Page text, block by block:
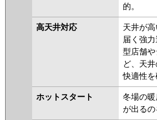
RPC-GP63RSHJ8
GP63RSHJ7 RPC-
RPC-GP63RSHJ5
GP63RSHJ4 RPC-
RPC-GP63RSHJ2
FDEV635HKA5SA
FDEV635HK5S
PA-P63T7SHNBX
的。
高天井対応
天井が
届く強
型店舗
ど、天
快適性を
ホットスタート
冬場の
が出るの